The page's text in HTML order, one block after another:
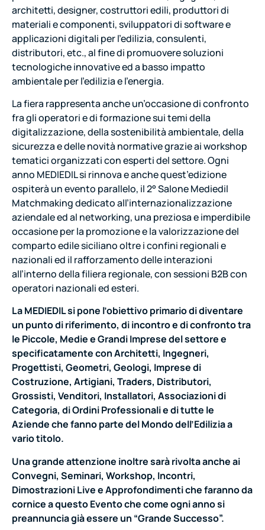
architetti, designer, costruttori edili, produttori di
materiali e componenti, sviluppatori di software e
applicazioni digitali per l’edilizia, consulenti,
distributori, etc., al fine di promuovere soluzioni
tecnologiche innovative ed a basso impatto
ambientale per l’edilizia e l’energia.
La fiera rappresenta anche un’occasione di confronto
fra gli operatori e di formazione sui temi della
digitalizzazione, della sostenibilità ambientale, della
sicurezza e delle novità normative grazie ai workshop
tematici organizzati con esperti del settore. Ogni
anno MEDIEDIL si rinnova e anche quest’edizione
ospiterà un evento parallelo, il 2° Salone Mediedil
Matchmaking dedicato all’internazionalizzazione
aziendale ed al networking, una preziosa e imperdibile
occasione per la promozione e la valorizzazione del
comparto edile siciliano oltre i confini regionali e
nazionali ed il rafforzamento delle interazioni
all’interno della filiera regionale, con sessioni B2B con
operatori nazionali ed esteri.
La MEDIEDIL si pone l’obiettivo primario di diventare
un punto di riferimento, di incontro e di confronto tra
le Piccole, Medie e Grandi Imprese del settore e
specificatamente con Architetti, Ingegneri,
Progettisti, Geometri, Geologi, Imprese di
Costruzione, Artigiani, Traders, Distributori,
Grossisti, Venditori, Installatori, Associazioni di
Categoria, di Ordini Professionali e di tutte le
Aziende che fanno parte del Mondo dell’Edilizia a
vario titolo.
Una grande attenzione inoltre sarà rivolta anche ai
Convegni, Seminari, Workshop, Incontri,
Dimostrazioni Live e Approfondimenti che faranno da
cornice a questo Evento che come ogni anno si
preannuncia già essere un “Grande Successo”.